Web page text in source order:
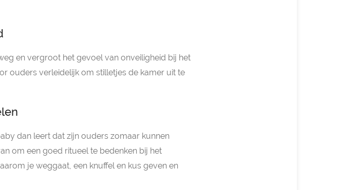
en vergroot het gevoel van onveiligheid bij het
ouders verleidelijk om stilletjes de kamer uit te
dan leert dat zijn ouders zomaar kunnen
om een goed ritueel te bedenken bij het
je weggaat, een knuffel en kus geven en